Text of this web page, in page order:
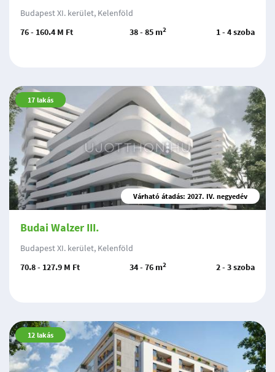
Budapest XI. kerület, Kelenföld
76 - 160.4 M Ft
38 - 85 m2 1 - 4 szoba
17 lakás
Várható átadás: 2027. IV. negyedév
Budai Walzer III.
Budapest XI. kerület, Kelenföld
70.8 - 127.9 M Ft
34 - 76 m2 2 - 3 szoba
12 lakás